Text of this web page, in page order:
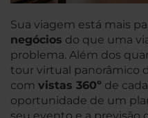
Sua viagem está mais
negócios do que uma
problema. Além dos
tour virtual panorâmico
com vistas 360º de
oportunidade de um